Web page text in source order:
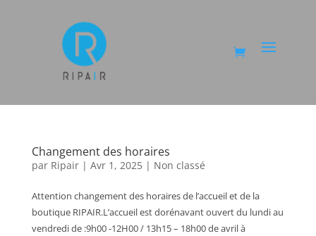
Changement des horaires
par Ripair| Avr 1, 2025| Non classé
Attention changement des horaires de l’accueil et de la
boutique RIPAIR.L’accueil est dorénavant ouvert du lundi au
vendredi de :9h00 -12H00 / 13h15 – 18h00 de avril à